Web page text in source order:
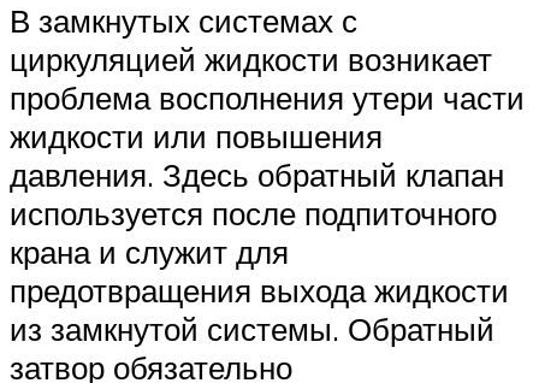
В замкнутых системах с
циркуляцией жидкости возникает
проблема восполнения утери части
жидкости или повышения
давления. Здесь обратный клапан
используется после подпиточного
крана и служит для
предотвращения выхода жидкости
из замкнутой системы. Обратный
затвор обязательно